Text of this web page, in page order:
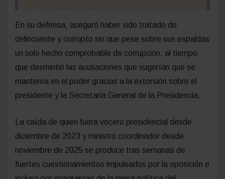
En su defensa, aseguró haber sido tratado de
delincuente y corrupto sin que pese sobre sus espaldas
un solo hecho comprobable de corrupción, al tiempo
que desmintió las acusaciones que sugerían que se
mantenía en el poder gracias a la extorsión sobre el
presidente y la Secretaria General de la Presidencia.
La caída de quien fuera vocero presidencial desde
diciembre de 2023 y ministro coordinador desde
noviembre de 2025 se produce tras semanas de
fuertes cuestionamientos impulsados por la oposición e